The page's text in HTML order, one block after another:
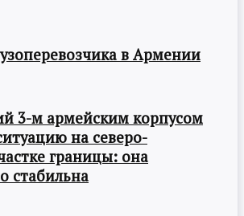
в Армении
3-м армейским корпусом
на северо-
границы: она
стабильна